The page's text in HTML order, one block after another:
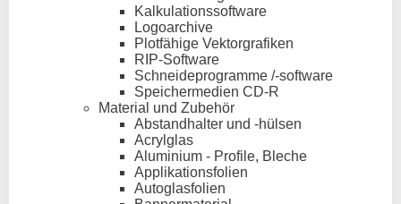
Kalkulationssoftware
Logoarchive
Plotfähige Vektorgrafiken
RIP-Software
Schneideprogramme /-software
Speichermedien CD-R
Material und Zubehör
Abstandhalter und -hülsen
Acrylglas
Aluminium - Profile, Bleche
Applikationsfolien
Autoglasfolien